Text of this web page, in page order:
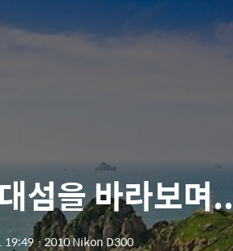
섬을 바라보며..
19:49ㆍ2010 Nikon D300